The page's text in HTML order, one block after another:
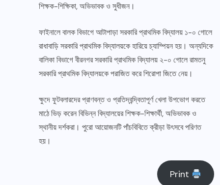
শিক্ষক-শিক্ষিকা, অভিভাবক ও সুধীজন।
ফাইনালে বালক বিভাগে আটাপাড়া সরকারি প্রাথমিক বিদ্যালয় ১-০ গোলে
রাধাবাড়ি সরকারি প্রাথমিক বিদ্যালয়কে হারিয়ে চ্যাম্পিয়ন হয়। অন্যদিকে
বালিকা বিভাগে বীরনগর সরকারি প্রাথমিক বিদ্যালয় ২-০ গোলে রামতনু
সরকারি প্রাথমিক বিদ্যালয়কে পরাজিত করে শিরোপা জিতে নেয়।
ক্ষুদে ফুটবলারদের প্রাণবন্ত ও প্রতিদ্বন্দ্বিতাপূর্ণ খেলা উপভোগ করতে
মাঠে ভিড় করেন বিভিন্ন বিদ্যালয়ের শিক্ষক-শিক্ষার্থী, অভিভাবক ও
স্থানীয় দর্শকরা। পুরো আয়োজনটি পাঁচবিবিতে ক্রীড়া উৎসবে পরিণত
হয়।
Print